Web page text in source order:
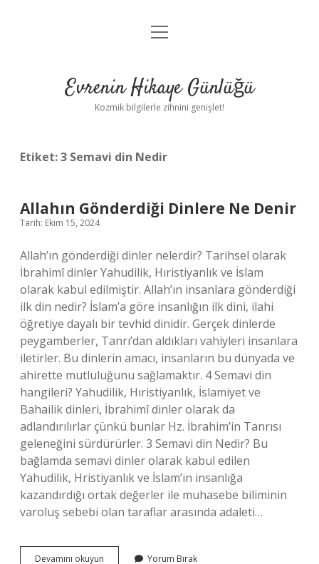
Anasayfa
Yasal Uyarı
menüyü
Evrenin Hikaye Günlüğü
Kozmik bilgilerle zihnini genişlet!
Etiket:3 Semavi din Nedir
Allahın Gönderdiği Dinlere Ne Denir
Tarih: Ekim 15, 2024
Allah’ın gönderdiği dinler nelerdir? Tarihsel olarak
İbrahimî dinler Yahudilik, Hıristiyanlık ve İslam
olarak kabul edilmiştir. Allah’ın insanlara gönderdiği
ilk din nedir? İslam’a göre insanlığın ilk dini, ilahi
öğretiye dayalı bir tevhid dinidir. Gerçek dinlerde
peygamberler, Tanrı’dan aldıkları vahiyleri insanlara
iletirler. Bu dinlerin amacı, insanların bu dünyada ve
ahirette mutluluğunu sağlamaktır. 4 Semavi din
hangileri? Yahudilik, Hıristiyanlık, İslamiyet ve
Bahailik dinleri, İbrahimî dinler olarak da
adlandırılırlar çünkü bunlar Hz. İbrahim’in Tanrısı
geleneğini sürdürürler. 3 Semavi din Nedir? Bu
bağlamda semavi dinler olarak kabul edilen
Yahudilik, Hristiyanlık ve İslam’ın insanlığa
kazandırdığı ortak değerler ile muhasebe biliminin
varoluş sebebi olan taraflar arasında adaleti…
Devamını okuyun Yorum Bırak